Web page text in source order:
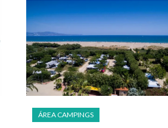
ÁREA CAMPINGS